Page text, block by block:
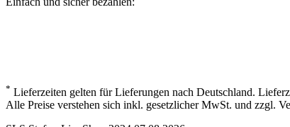
* Lieferzeiten gelten für Lieferungen nach Deutschland.
Alle Preise verstehen sich inkl. gesetzlicher MwSt. und zzgl.